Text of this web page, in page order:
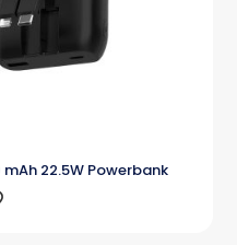
22.5W Powerbank